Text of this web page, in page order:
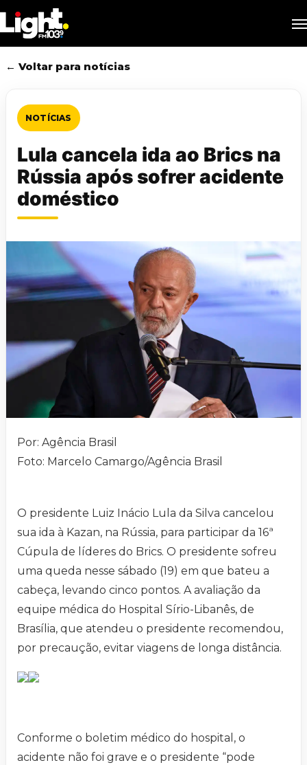
to
main
content
← Voltar para notícias
NOTÍCIAS
Lula cancela ida ao Brics na
Rússia após sofrer acidente
doméstico
Por: Agência Brasil
Foto: Marcelo Camargo/Agência Brasil
O presidente Luiz Inácio Lula da Silva cancelou
sua ida à Kazan, na Rússia, para participar da 16ª
Cúpula de líderes do Brics. O presidente sofreu
uma queda nesse sábado (19) em que bateu a
cabeça, levando cinco pontos. A avaliação da
equipe médica do Hospital Sírio-Libanês, de
Brasília, que atendeu o presidente recomendou,
por precaução, evitar viagens de longa distância.
Conforme o boletim médico do hospital, o
acidente não foi grave e o presidente “pode